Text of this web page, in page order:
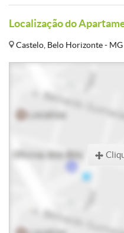
Localização do
Castelo, Belo Horizonte - MG